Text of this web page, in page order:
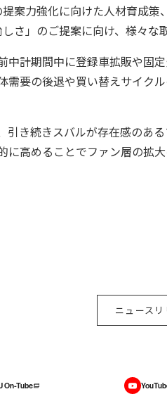
提案力強化に向けた人材育成策
さ」のご提案に向け、様々な
中計期間中に登録車拡販や固
需要の後退や買い替えサイク
引き続きスバルが存在感のあ
に高めることでファン層の
ニュース
On-Tube